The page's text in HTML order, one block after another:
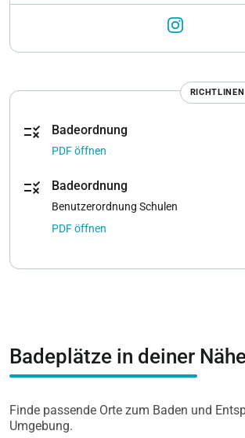
rule Badeordnung
PDF öffnen
rule Badeordnung
Benutzerordnung Schulen
PDF öffnen
Badeplätze in deiner
Finde passende Orte zum Baden und
Umgebung.